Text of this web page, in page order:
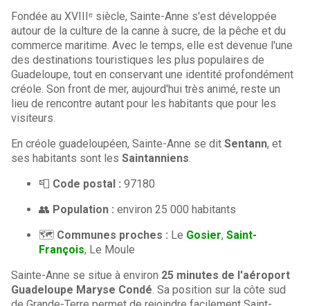
Fondée au XVIIIᵉ siècle, Sainte-Anne s'est développée
autour de la culture de la canne à sucre, de la pêche et du
commerce maritime. Avec le temps, elle est devenue l'une
des destinations touristiques les plus populaires de
Guadeloupe, tout en conservant une identité profondément
créole. Son front de mer, aujourd'hui très animé, reste un
lieu de rencontre autant pour les habitants que pour les
visiteurs.
En créole guadeloupéen, Sainte-Anne se dit Sentann, et
ses habitants sont les Saintanniens.
📮 Code postal : 97180
👥 Population : environ 25 000 habitants
🗺️ Communes proches : Le Gosier, Saint-
François, Le Moule
Sainte-Anne se situe à environ 25 minutes de l'aéroport
Guadeloupe Maryse Condé. Sa position sur la côte sud